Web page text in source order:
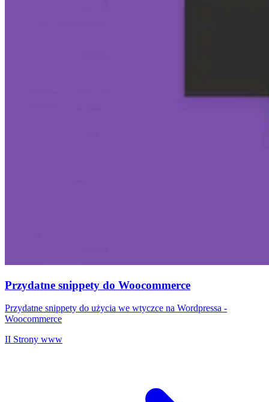
Przydatne snippety do Woocommerce
Przydatne snippety do użycia we wtyczce na Wordpressa -
Woocommerce
II Strony www